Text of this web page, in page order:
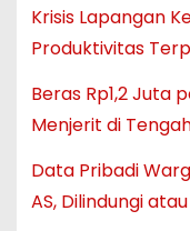
Krisis Lapangan
Produktivitas
Beras Rp1,2 Juta
Menjerit di
Data Pribadi
AS, Dilindungi